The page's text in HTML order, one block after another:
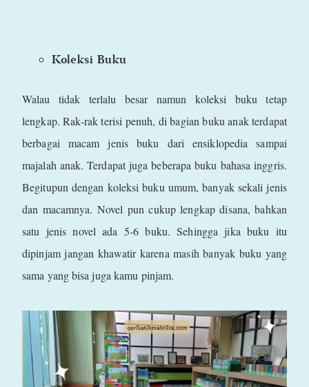
Koleksi Buku
Walau tidak terlalu besar namun koleksi buku tetap
lengkap. Rak-rak terisi penuh, di bagian buku anak terdapat
berbagai macam jenis buku dari ensiklopedia sampai
majalah anak. Terdapat juga beberapa buku bahasa inggris.
Begitupun dengan koleksi buku umum, banyak sekali jenis
dan macamnya. Novel pun cukup lengkap disana, bahkan
satu jenis novel ada 5-6 buku. Sehingga jika buku itu
dipinjam jangan khawatir karena masih banyak buku yang
sama yang bisa juga kamu pinjam.